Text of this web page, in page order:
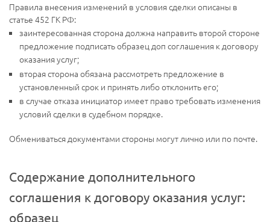
Правила внесения изменений в условия сделки описаны в
статье 452 ГК РФ:
заинтересованная сторона должна направить второй стороне
предложение подписать образец доп соглашения к договору
оказания услуг;
вторая сторона обязана рассмотреть предложение в
установленный срок и принять либо отклонить его;
в случае отказа инициатор имеет право требовать изменения
условий сделки в судебном порядке.
Обмениваться документами стороны могут лично или по почте.
Содержание дополнительного
соглашения к договору оказания услуг:
образец